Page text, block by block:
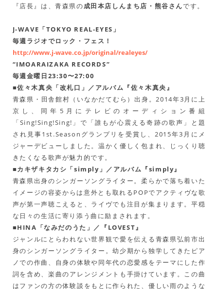
『店長』は、青森県の成田本店しんまち店・熊谷さんです。
J-WAVE「TOKYO REAL-EYES」
毎週ラジオでロック・フェス！
http://www.j-wave.co.jp/original/realeyes/
“IMOARAIZAKA RECORDS”
毎週金曜日23:30〜27:00
■佐々木真央「改札口」／アルバム『佐々木真央』
青森県・田舎館村（いなかだてむら）出身。2014年3月に上
京し、同年5月にテレビのオーディション番組
「Sing!Sing!Sing!」で「誰もが心震える奇跡の歌声」と題
され見事1st.Seasonグランプリを受賞し、2015年3月にメ
ジャーデビューしました。温かく優しく包まれ、じっくり聴
きたくなる歌声が魅力的です。
■カキザキタカシ「simply」／アルバム『simply』
青森県出身のシンガーソングライター。柔らかで落ち着いた
イメージの容姿からは意外とも取れるPOPでアクティヴな歌
声が第一声聴こえると、ライヴでも注目が集まります。平穏
な日々の生活に寄り添う曲に励まされます。
■HINA「なみだのうた」／『LOVEST』
ジャンルにとらわれない世界観で愛を伝える青森県弘前市出
身のシンガーソングライター。幼少期から独学してきたピア
ノでの作曲、自身の体験や同年代の恋愛感をテーマにした作
詞を含め、楽曲のアレンジメントも手掛けています。この曲
はファンの方の体験談をもとに作られた、優しい雨のような